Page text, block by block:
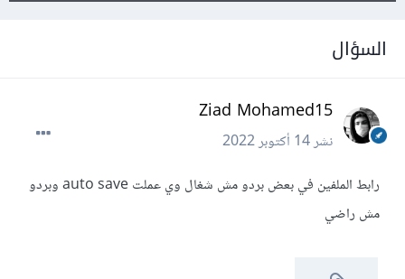
السؤال
Ziad Mohamed15
نشر14 أكتوبر 2022
رابط الملفين في بعض بردو مش شغال وي عملت auto save وبردو
مش راضي